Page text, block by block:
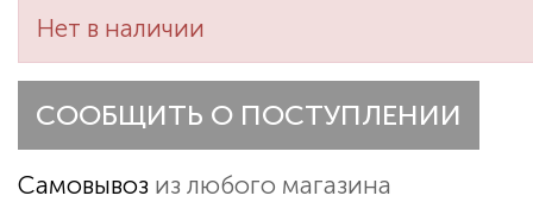
Нет в наличии
СООБЩИТЬ О ПОСТУПЛЕНИИ
Самовывоз из любого магазина